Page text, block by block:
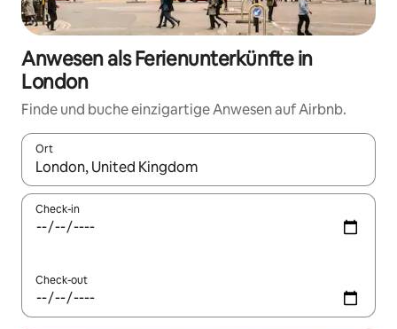
Anwesen als Ferienunterkünfte in
London
Finde und buche einzigartige Anwesen auf Airbnb.
Ort
Wenn Ergebnisse verfügbar sind, navigiere mit den
Check-in
Check-out